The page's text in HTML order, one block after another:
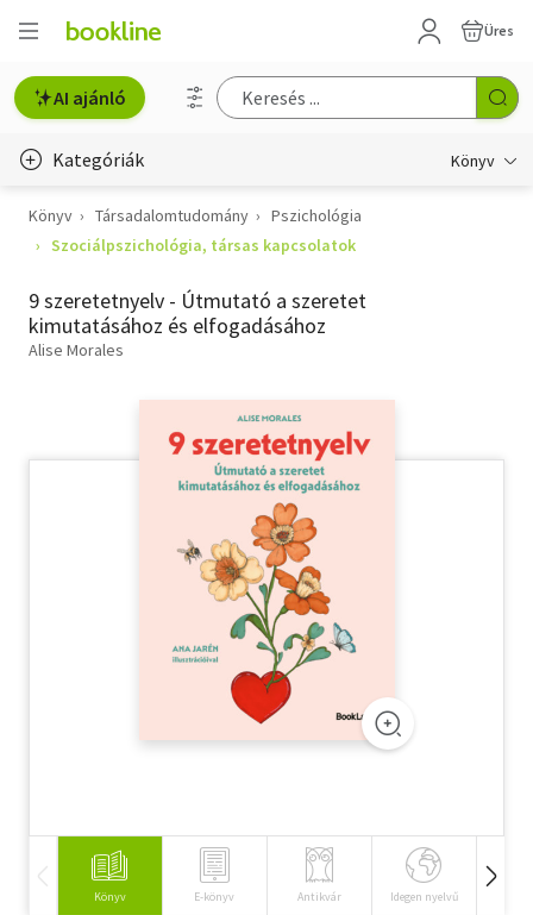
Üres
AI ajánló
Kategóriák Könyv
Életmód, egészség
Gyermek- és ifjúsági
Vallás
Könyv Társadalomtudomány
Pszichológia
Szociálpszichológia, társas kapcsolatok
9 szeretetnyelv - Útmutató a szeretet
kimutatásához és elfogadásához
Alise Morales
Könyv E-könyv Antikvár Idegen nyelvű